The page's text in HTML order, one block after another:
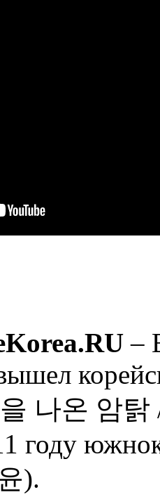
–
나온 암탉
году
).